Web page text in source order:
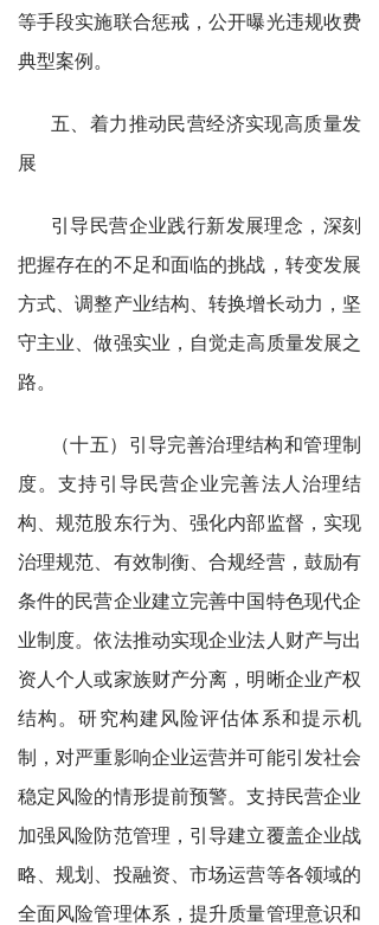
等手段实施联合惩戒，公开曝光违规收费
典型案例。
五、着力推动民营经济实现高质量发
展
引导民营企业践行新发展理念，深刻
把握存在的不足和面临的挑战，转变发展
方式、调整产业结构、转换增长动力，坚
守主业、做强实业，自觉走高质量发展之
路。
（十五）引导完善治理结构和管理制
度。支持引导民营企业完善法人治理结
构、规范股东行为、强化内部监督，实现
治理规范、有效制衡、合规经营，鼓励有
条件的民营企业建立完善中国特色现代企
业制度。依法推动实现企业法人财产与出
资人个人或家族财产分离，明晰企业产权
结构。研究构建风险评估体系和提示机
制，对严重影响企业运营并可能引发社会
稳定风险的情形提前预警。支持民营企业
加强风险防范管理，引导建立覆盖企业战
略、规划、投融资、市场运营等各领域的
全面风险管理体系，提升质量管理意识和